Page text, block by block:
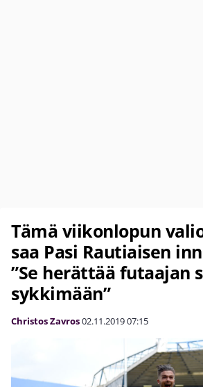
Tämä viikonlopun
saa Pasi Rautiaisen
”Se herättää futaajan
sykkimään”
Christos Zavros02.11.201907:15